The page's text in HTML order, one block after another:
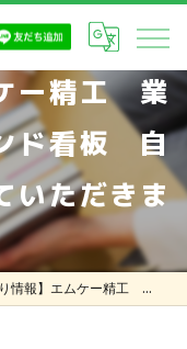
ー精工 業
ド看板 自
いただきま
ー精工 業務用の両面電飾スタンド看板 自立式 を買取りさせていただきました